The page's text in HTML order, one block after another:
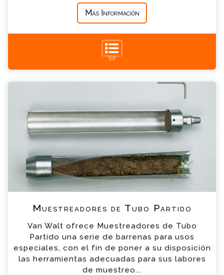
Más Información
+34 935 900 007
Muestreadores de Tubo Partido
Van Walt ofrece Muestreadores de Tubo
Partido una serie de barrenas para usos
especiales, con el fin de poner a su disposición
las herramientas adecuadas para sus labores
de muestreo...
Muestreadores de Tubo Partido Consulta
Por favor completa el formulario, un miembro
de nuestro equipo contactara contigo en
breve
Nombre
*
Email
*
Empresa
Mensaje
*